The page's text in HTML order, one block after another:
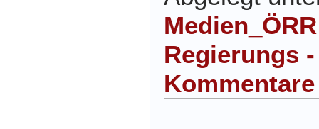
Regierungs